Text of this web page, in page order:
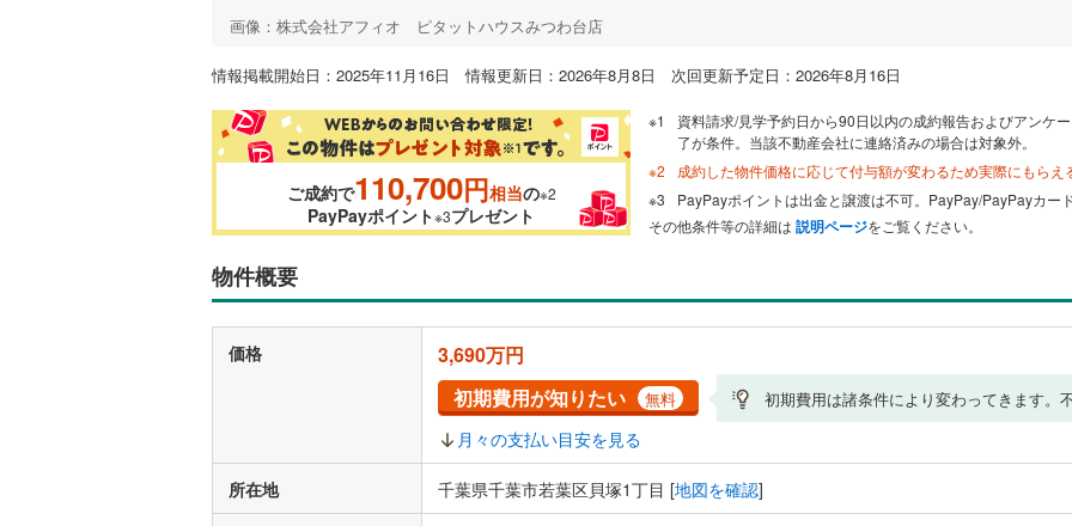
画像：株式会社アフィオ ピタットハウスみつわ台店
情報掲載開始日：2025年11月16日 情報更新日：2026年8月8日 次回更新予定日：2026年8月16日
ご成約で110,700円相当の※2
PayPayポイント※3プレゼント
資料請求/見学予約日から90日以内の成約報告およびアンケ
了が条件。当該不動産会社に連絡済みの場合は対象外。
成約した物件価格に応じて付与額が変わるため実際にもらえ
PayPayポイントは出金と譲渡は不可。PayPay/PayPayカー
その他条件等の詳細は 説明ページをご覧ください。
物件概要
価格
3,690万円
初期費用が知りたい
無料 初期費用は諸条件により変わってきます。
月々の支払い目安を見る
所在地 千葉県千葉市若葉区貝塚1丁目 [地図を確認]